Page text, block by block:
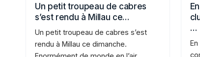
Un petit troupeau de cabres
s’est rendu à Millau ce…
Un petit troupeau de cabres s’est
rendu à Millau ce dimanche.
…